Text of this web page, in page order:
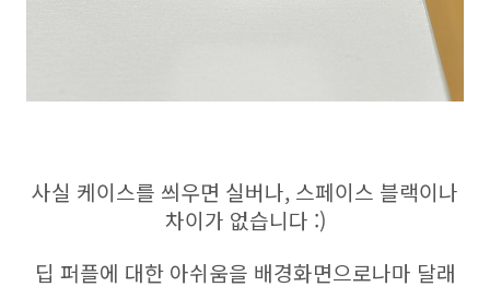
사실 케이스를 씌우면 실버나, 스페이스 블랙이나
차이가 없습니다 :)
딥 퍼플에 대한 아쉬움을 배경화면으로나마 달래